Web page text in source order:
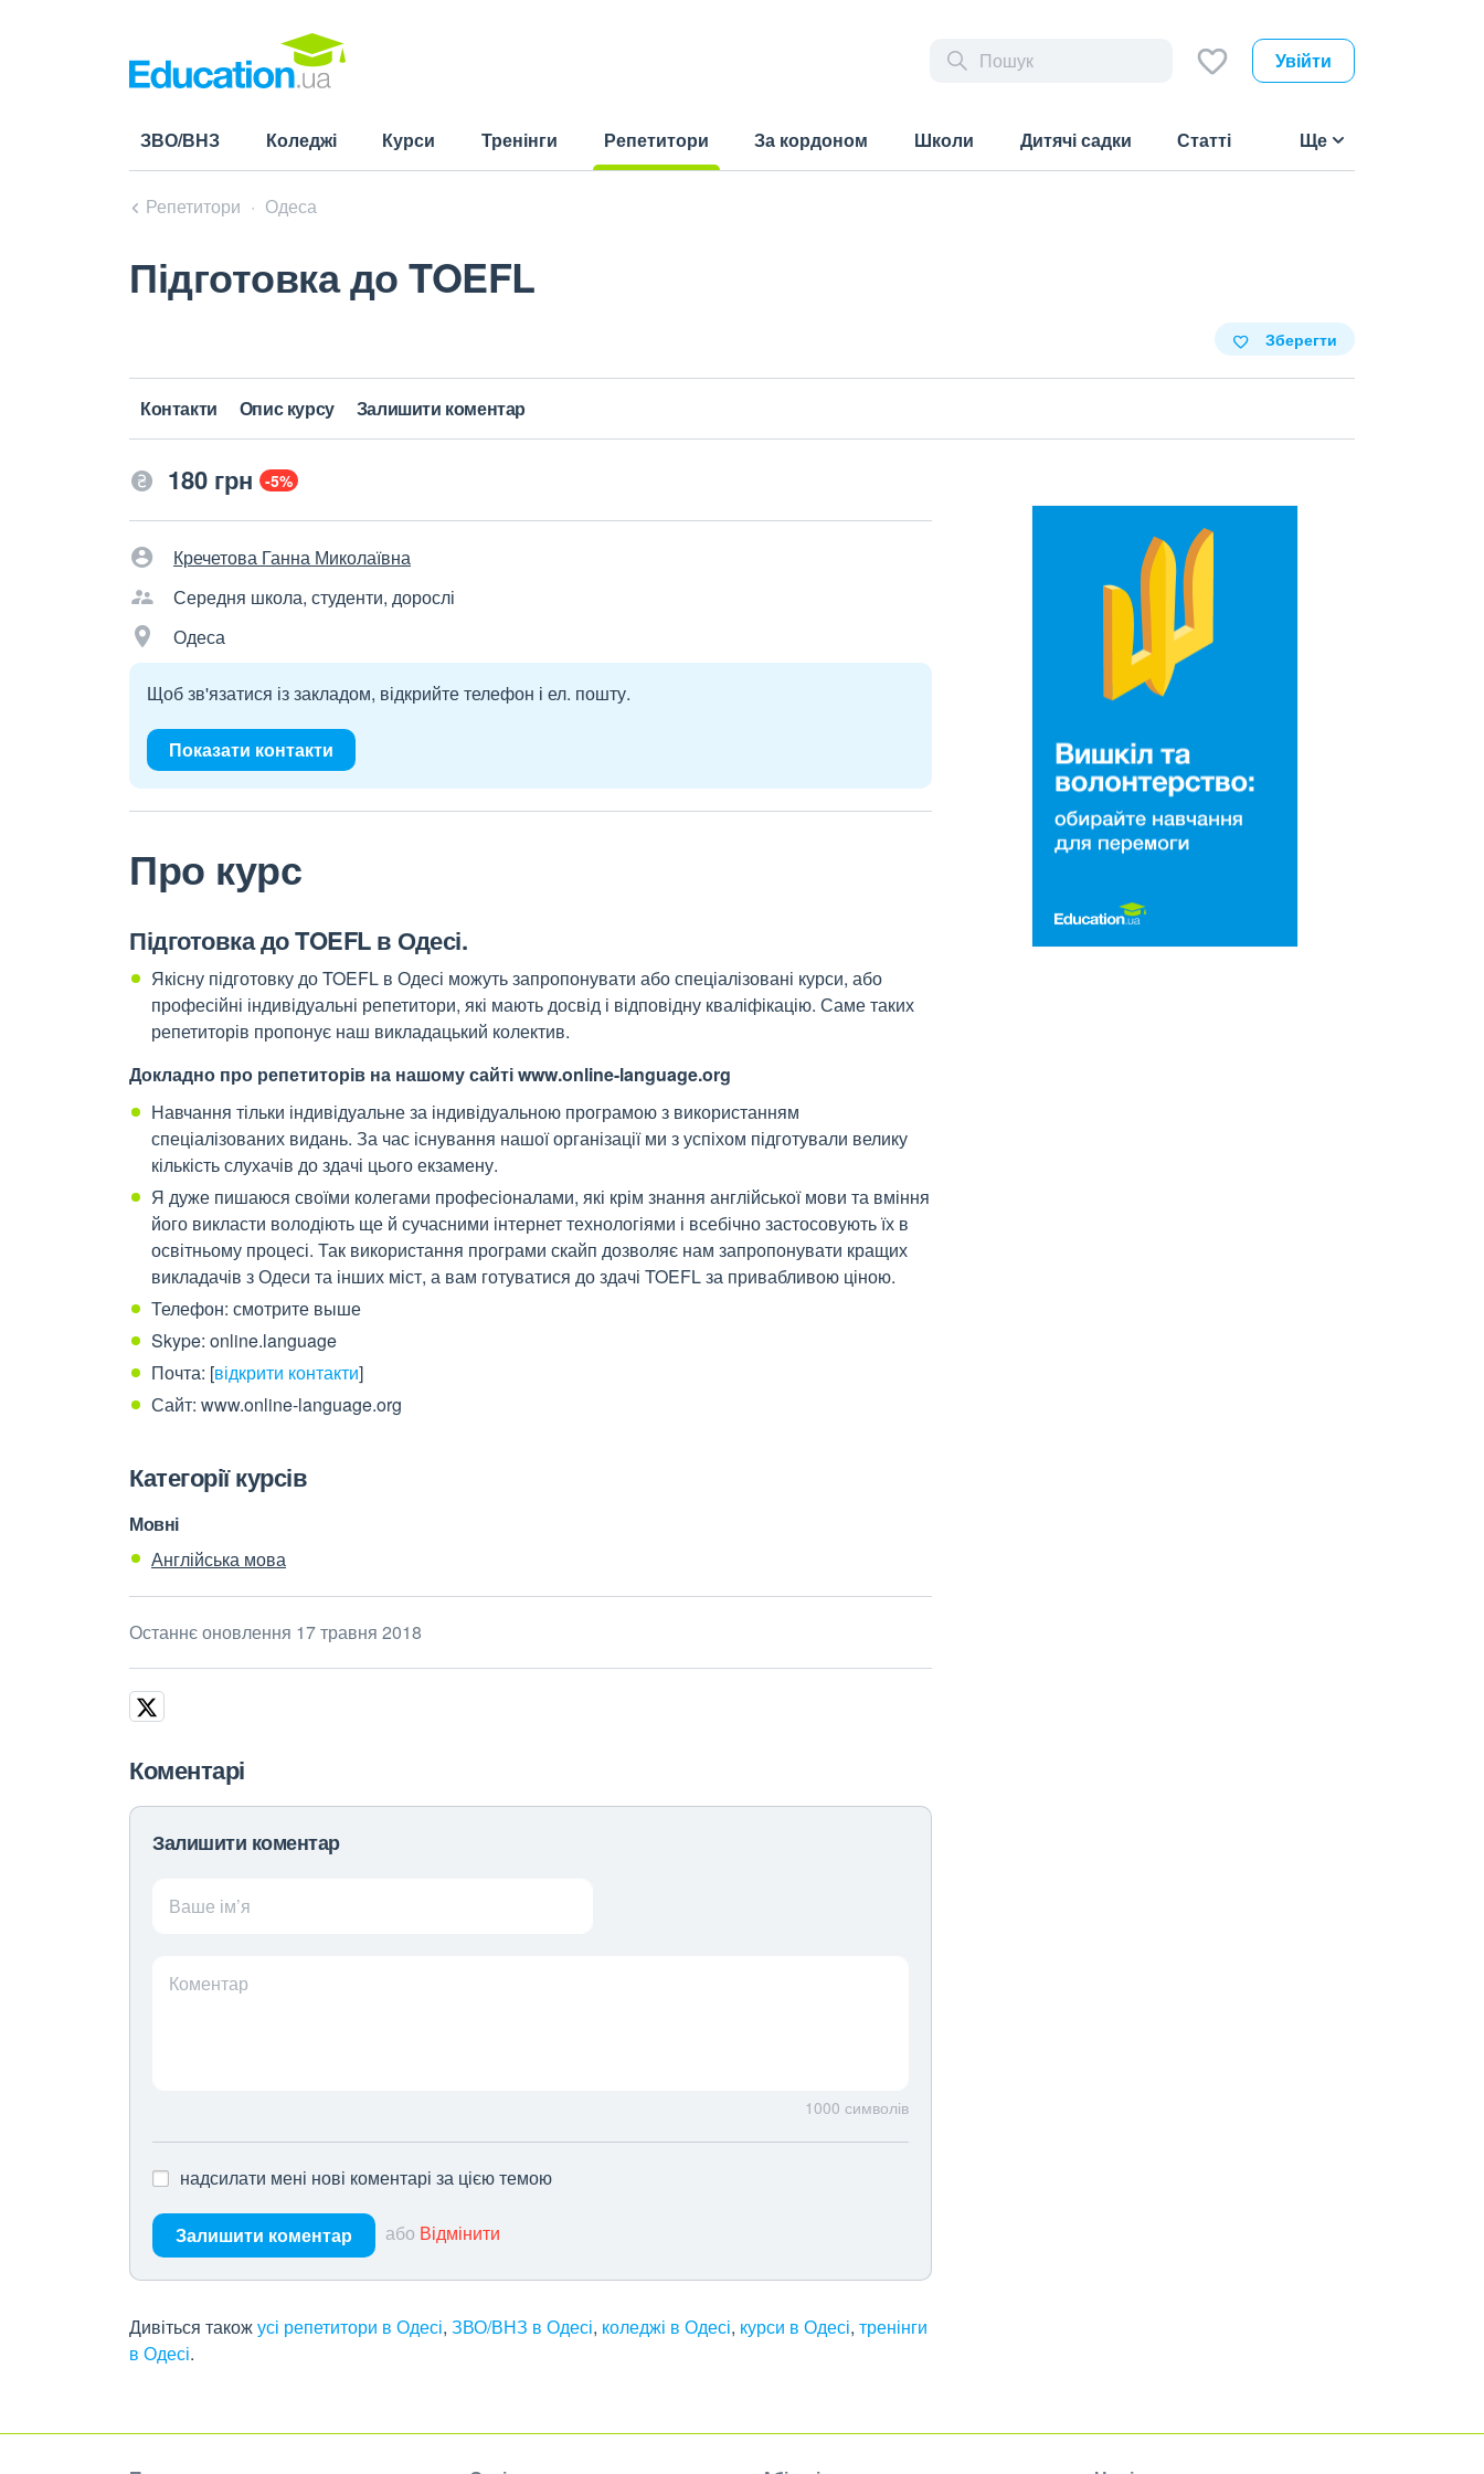
Увійти
ЗВО/ВНЗ Коледжі Курси Тренінги
Репетитори
За кордоном Школи Дитячі садки Статті Ще
Репетитори Одеса
Підготовка до TOEFL
Зберегти
Контакти Опис курсу Залишити коментар
180 грн -5%
Кречетова Ганна Миколаївна
Середня школа, студенти, дорослі
Одеса
Щоб зв'язатися із закладом, відкрийте телефон і ел. пошту.
Показати контакти
Про курс
Підготовка до TOEFL в Одесі.
Якісну підготовку до TOEFL в Одесі можуть запропонувати або спеціалізовані курси, або
професійні індивідуальні репетитори, які мають досвід і відповідну кваліфікацію. Саме таких
репетиторів пропонує наш викладацький колектив.
Докладно про репетиторів на нашому сайті www.online-language.org
Навчання тільки індивідуальне за індивідуальною програмою з використанням
спеціалізованих видань. За час існування нашої організації ми з успіхом підготували велику
кількість слухачів до здачі цього екзамену.
Я дуже пишаюся своїми колегами професіоналами, які крім знання англійської мови та вміння
його викласти володіють ще й сучасними інтернет технологіями і всебічно застосовують їх в
освітньому процесі. Так використання програми скайп дозволяє нам запропонувати кращих
викладачів з Одеси та інших міст, а вам готуватися до здачі TOEFL за привабливою ціною.
Телефон: смотрите выше
Skype: online.language
Почта: [відкрити контакти]
Сайт: www.online-language.org
Категорії курсів
Мовні
Англійська мова
Останнє оновлення 17 травня 2018
Коментарі
Залишити коментар
Ваше ім’я
Коментар
1000 символів
надсилати мені нові коментарі за цією темою
Залишити коментар або Відмінити
Дивіться такожусі репетитори в Одесі, ЗВО/ВНЗ в Одесі, коледжі в Одесі, курси в Одесі, тренінги
в Одесі.